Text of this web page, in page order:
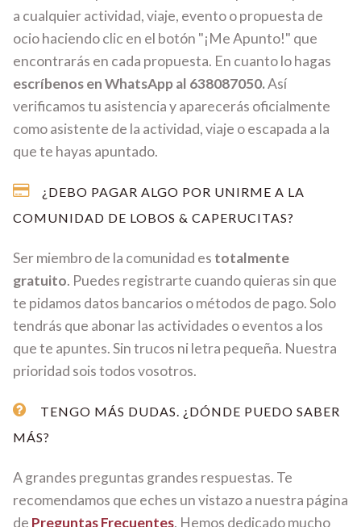
a cualquier actividad, viaje, evento o propuesta de
ocio haciendo clic en el botón "¡Me Apunto!" que
encontrarás en cada propuesta. En cuanto lo hagas
escríbenos en WhatsApp al 638087050.Así
verificamos tu asistencia y aparecerás oficialmente
como asistente de la actividad, viaje o escapada a la
que te hayas apuntado.
¿DEBO PAGAR ALGO POR UNIRME A LA
COMUNIDAD DE LOBOS & CAPERUCITAS?
Ser miembro de la comunidad es totalmente
gratuito. Puedes registrarte cuando quieras sin que
te pidamos datos bancarios o métodos de pago. Solo
tendrás que abonar las actividades o eventos a los
que te apuntes. Sin trucos ni letra pequeña. Nuestra
prioridad sois todos vosotros.
TENGO MÁS DUDAS. ¿DÓNDE PUEDO SABER
MÁS?
A grandes preguntas grandes respuestas. Te
recomendamos que eches un vistazo a nuestra página
de Preguntas Frecuentes. Hemos dedicado mucho